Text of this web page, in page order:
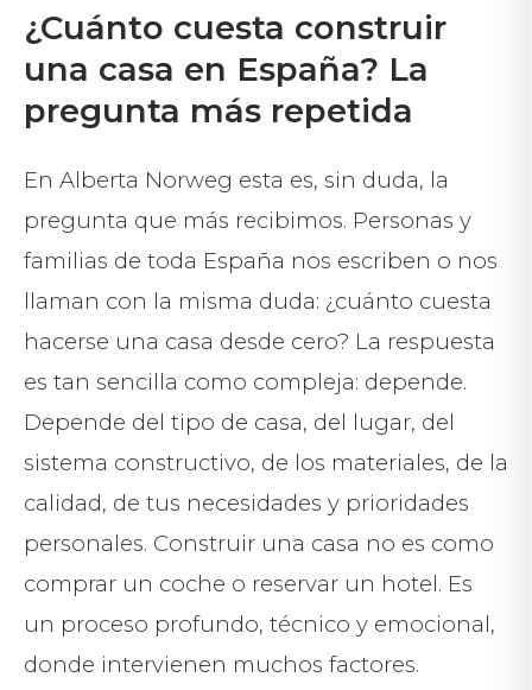
¿Cuánto cuesta construir
una casa en España? La
pregunta más repetida
En Alberta Norweg esta es, sin duda, la
pregunta que más recibimos. Personas y
familias de toda España nos escriben o nos
llaman con la misma duda: ¿cuánto cuesta
hacerse una casa desde cero? La respuesta
es tan sencilla como compleja: depende.
Depende del tipo de casa, del lugar, del
sistema constructivo, de los materiales, de la
calidad, de tus necesidades y prioridades
personales. Construir una casa no es como
comprar un coche o reservar un hotel. Es
un proceso profundo, técnico y emocional,
donde intervienen muchos factores.